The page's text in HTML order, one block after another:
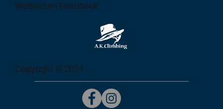
Webseiten Feedback
Copyright © 2021